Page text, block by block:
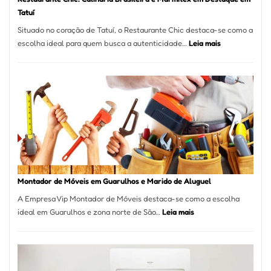
Tatuí
Situado no coração de Tatuí, o Restaurante Chic destaca-se como a
escolha ideal para quem busca a autenticidade… Leia mais:
Culinária
Brasileira
e
Marmitex
em
Destaque
em
Tatuí
Montador de Móveis em Guarulhos e Marido de Aluguel
A Empresa Vip Montador de Móveis destaca-se como a escolha
ideal em Guarulhos e zona norte de São… Leia mais: